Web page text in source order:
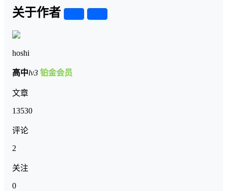
关于作者
hoshi
高中lv3 铂金会员
文章
13530
评论
2
关注
0